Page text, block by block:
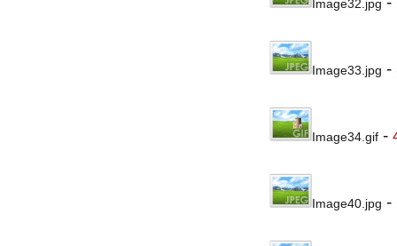
Image32.jpg
Image33.jpg -
Image34.gif-
Image40.jpg -